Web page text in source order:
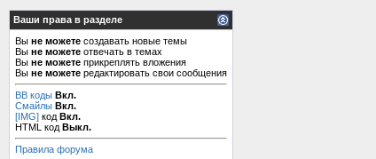
Ваши права в разделе
Вы не можете создавать новые темы
Вы не можете отвечать в темах
Вы не можете прикреплять вложения
Вы не можете редактировать свои сообщения
BB коды Вкл.
Смайлы Вкл.
[IMG] код Вкл.
HTML код Выкл.
Правила форума